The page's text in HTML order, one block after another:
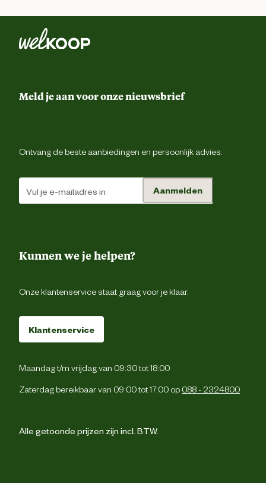
Meld je aan voor onze nieuwsbrief
Ontvang de beste aanbiedingen en persoonlijk advies.
Aanmelden
Kunnen we je helpen?
Onze klantenservice staat graag voor je klaar.
Klantenservice
Maandag t/m vrijdag van 09:30 tot 18:00
Zaterdag bereikbaar van 09:00 tot 17:00 op 088 - 2324800
Alle getoonde prijzen zijn incl. BTW.